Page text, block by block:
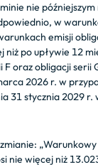
nie późniejszym
w
emisji
niż po upływie 12
F oraz obligacji serii
2026 r. w
31 stycznia 2029
„
nie więcej niż